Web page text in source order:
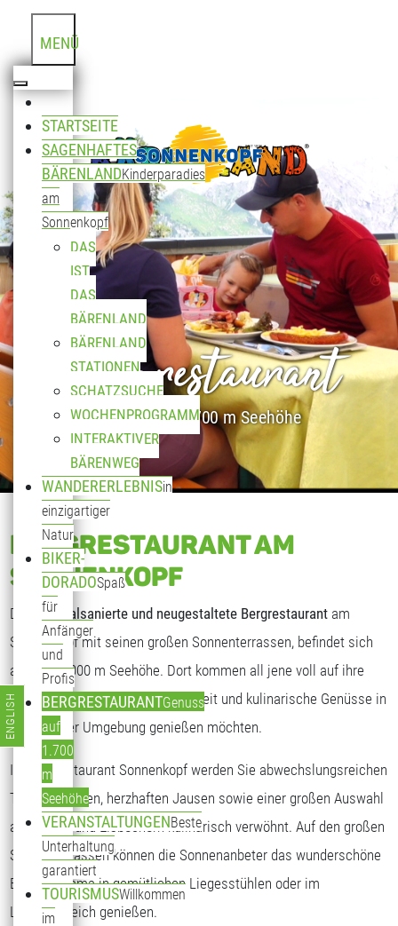
MENÜ
STARTSEITE
SAGENHAFTES
BÄRENLANDKinderparadies
am
Sonnenkopf
DAS
IST
DAS
BÄRENLAND
BÄRENLAND
STATIONEN
SCHATZSUCHE
WOCHENPROGRAMM
INTERAKTIVER
BÄRENWEG
WANDERERLEBNISin
einzigartiger
Natur
BIKER-
DORADOSpaß
für
Anfänger
und
Profis
BERGRESTAURANTGenuss
auf
1.700
m
Seehöhe
VERANSTALTUNGENBeste
Unterhaltung
garantiert
TOURISMUSWillkommen
im
Bergrestaurant
Genuss auf 1.700 m Seehöhe
BERGRESTAURANT AM
SONNENKOPF
Das generalsanierte und neugestaltete Bergrestaurant am
Sonnenkopf mit seinen großen Sonnenterrassen, befindet sich
auf fast 2.000 m Seehöhe. Dort kommen all jene voll auf ihre
Kosten, die freundliche Gastlichkeit und kulinarische Genüsse in
traumhafter Umgebung genießen möchten.
Im Bergrestaurant Sonnenkopf werden Sie abwechslungsreichen
Tagesgerichten, herzhaften Jausen sowie einer großen Auswahl
an Kuchen und Eisbechern kulinarisch verwöhnt. Auf den großen
Sonnenterrassen können die Sonnenanbeter das wunderschöne
Bergpanorama in gemütlichen Liegesstühlen oder im
Loungebereich genießen.
Sprache auswählen
ENGLISH